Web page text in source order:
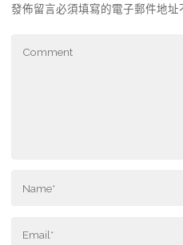
發佈留言必須填寫的電子郵件地址